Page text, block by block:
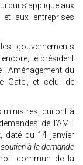
qui s’applique aux
aux entreprises
gouvernements
le président
du
Gatel, et celui de
ministres, qui ont à
de l’AMF.
daté du 14 janvier
à la demande
commun de la